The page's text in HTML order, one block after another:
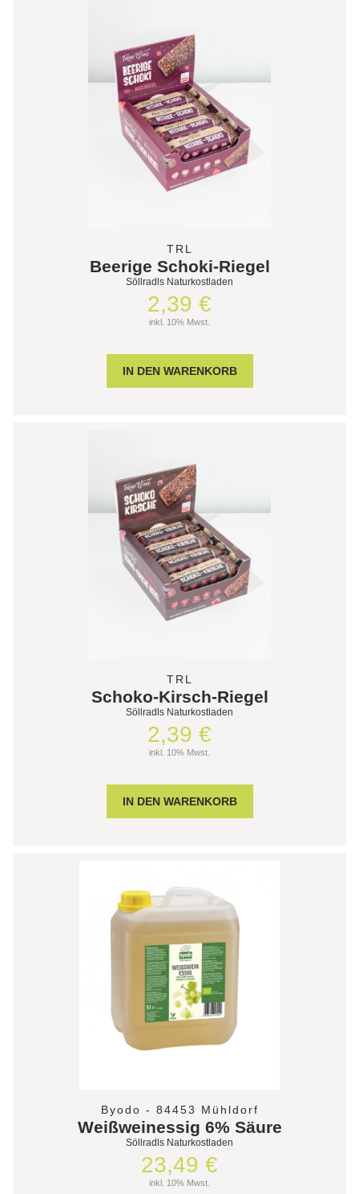
TRL
Beerige Schoki-Riegel
Söllradls Naturkostladen
2,39 €
inkl. 10% Mwst.
TRL
Schoko-Kirsch-Riegel
Söllradls Naturkostladen
2,39 €
inkl. 10% Mwst.
Byodo - 84453 Mühldorf
Weißweinessig 6% Säure
Söllradls Naturkostladen
23,49 €
inkl. 10% Mwst.